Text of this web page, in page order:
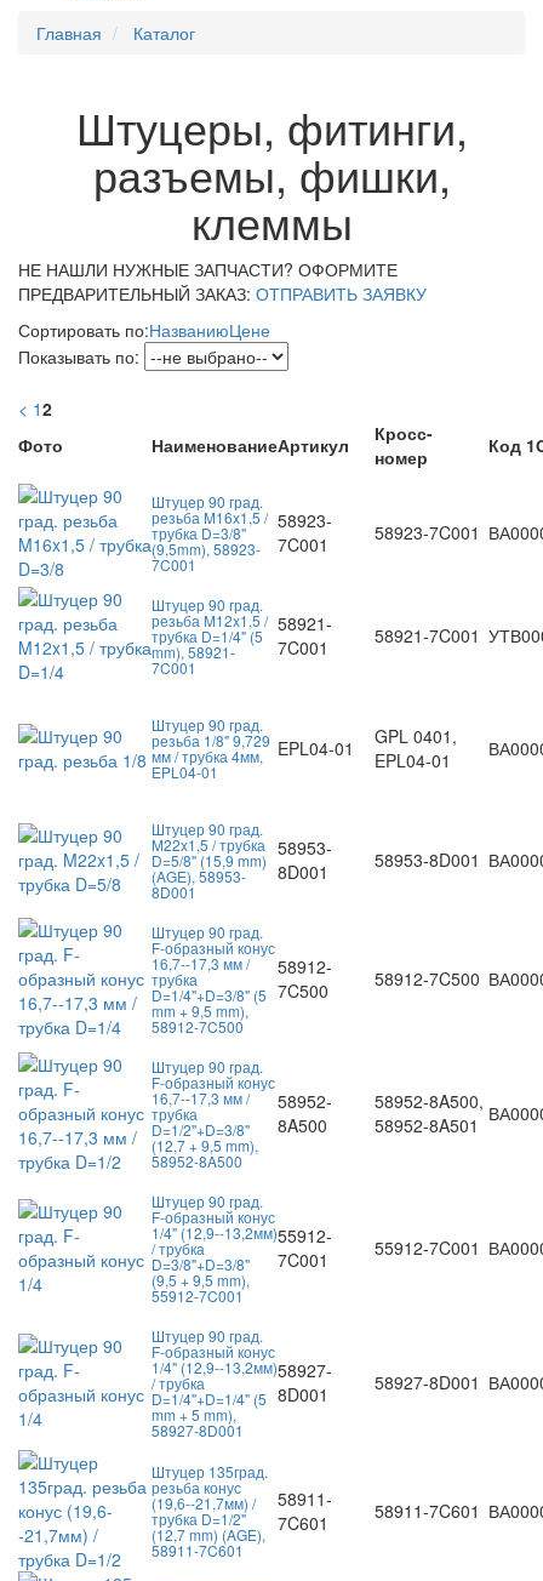
Главная
Каталог
Штуцеры, фитинги,
разъемы, фишки,
клеммы
НЕ НАШЛИ НУЖНЫЕ ЗАПЧАСТИ? ОФОРМИТЕ
ПРЕДВАРИТЕЛЬНЫЙ ЗАКАЗ: ОТПРАВИТЬ ЗАЯВКУ
Сортировать по:НазваниюЦене
Показывать по:
< 12
Фото
НаименованиеАртикул
Кросс-
номер
Код
Штуцер 90 град.
резьба M16x1,5 /
трубка D=3/8"
(9,5mm), 58923-
7C001
58923-
7C001
58923-7C001
Штуцер 90 град.
резьба M12x1,5 /
трубка D=1/4" (5
mm), 58921-
7C001
58921-
7C001
58921-7C001
Штуцер 90 град.
резьба 1/8" 9,729
мм / трубка 4мм,
EPL04-01
EPL04-01
GPL 0401,
EPL04-01
Штуцер 90 град.
M22x1,5 / трубка
D=5/8" (15,9 mm)
(AGE), 58953-
8D001
58953-
8D001
58953-8D001
Штуцер 90 град.
F-образный конус
16,7--17,3 мм /
трубка
D=1/4"+D=3/8" (5
mm + 9,5 mm),
58912-7C500
58912-
7C500
58912-7C500
Штуцер 90 град.
F-образный конус
16,7--17,3 мм /
трубка
D=1/2"+D=3/8"
(12,7 + 9,5 mm),
58952-8A500
58952-
8A500
58952-8A500,
58952-8A501
Штуцер 90 град.
F-образный конус
1/4" (12,9--13,2мм)
/ трубка
D=3/8"+D=3/8"
(9,5 + 9,5 mm),
55912-7C001
55912-
7C001
55912-7C001
Штуцер 90 град.
F-образный конус
1/4" (12,9--13,2мм)
/ трубка
D=1/4"+D=1/4" (5
mm + 5 mm),
58927-8D001
58927-
8D001
58927-8D001
Штуцер 135град.
резьба конус
(19,6--21,7мм) /
трубка D=1/2"
(12,7 mm) (AGE),
58911-7C601
58911-
7C601
58911-7C601